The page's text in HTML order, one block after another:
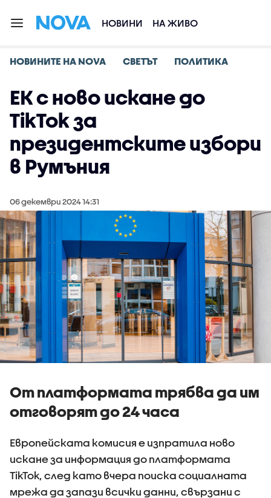
НОВИНИ НА ЖИВО
НОВИНИТЕ НА NOVA СВЕТЪТ ПОЛИТИКА
ЕК с ново искане до
TikTok за
президентските избори
в Румъния
06 декември 2024 14:31
От платформата трябва да им
отговорят до 24 часа
Европейската комисия е изпратила ново
искане за информация до платформата
TikTok, след като вчера поиска социалната
мрежа да запази всички данни, свързани с